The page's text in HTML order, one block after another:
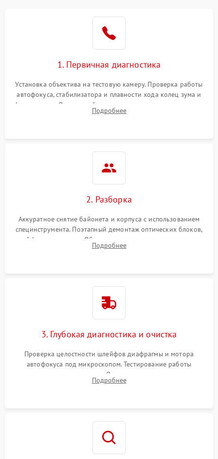
1. Первичная диагностика
Установка объектива на тестовую камеру. Проверка работы
автофокуса, стабилизатора и плавности хода колец зума и
фокусировки. Визуальный осмотр линз на наличие царапин,
грибка, пыли и оценка состояния контактов байонета.
Подробнее
2. Разборка
Аккуратное снятие байонета и корпуса с использованием
специнструмента. Поэтапный демонтаж оптических блоков,
шлейфов и приводов. Обязательная маркировка положения
линзовых групп для сохранения заводской центровки при
Подробнее
3. Глубокая диагностика и очистка
Проверка целостности шлейфов диафрагмы и мотора
автофокуса под микроскопом. Тестирование работы
электромагнитного привода. Очистка оптических элементов
от пыли, следов влаги и грибка спецрастворами без
Подробнее